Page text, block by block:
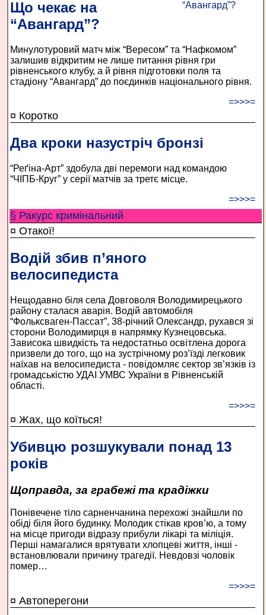
Що чекає на
“Авангард”?
Минулотуровий матч між “Вересом” та “Нафкомом”
залишив відкритим не лише питання рівня гри
рівненського клубу, а й рівня підготовки поля та
стадіону “Авангард” до поєдинків національного рівня.
=>>>=
¤ Коротко
Два кроки назустріч бронзі
“Реґіна-Арт” здобула дві перемоги над командою
“ЧІПБ-Круг” у серії матчів за третє місце.
=>>>=
§ Ракурс кримінальний
¤ Отакої!
Водій збив п’яного
велосипедиста
Нещодавно біля села Довговоля Володимирецького
району сталася аварія. Водій автомобіля
“Фольксваген-Пассат”, 38-річний Олександр, рухався зі
сторони Володимирця в напрямку Кузнецовська.
Зависока швидкість та недостатньо освітлена дорога
призвели до того, що на зустрічному роз’їзді легковик
наїхав на велосипедиста - повідомляє сектор зв’язків із
громадськістю УДАІ УМВС України в Рівненській
області.
=>>>=
¤ Жах, що коїться!
Убивцю розшукували понад 13
років
Щоправда, за грабежі та крадіжки
Понівечене тіло сарненчанина перехожі знайшли по
обіді біля його будинку. Молодик стікав кров’ю, а тому
на місце пригоди відразу прибули лікарі та міліція.
Перші намагалися врятувати хлопцеві життя, інші -
встановлювали причину трагедії. Невдовзі чоловік
помер…
=>>>=
¤ Автоперегони